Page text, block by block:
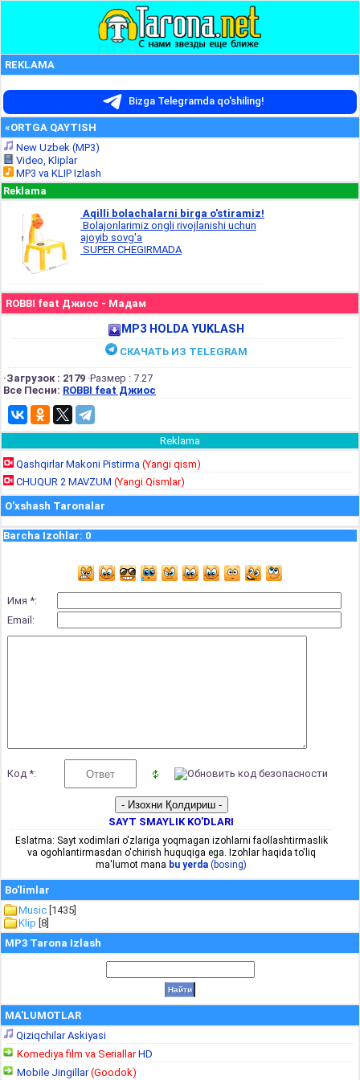
REKLAMA
Bizga Telegramda qo'shiling!
«ORTGA QAYTISH
New Uzbek (MP3)
Video, Kliplar
MP3 va KLIP Izlash
Reklama
Aqilli bolachalarni birga o'stiramiz!
Bolajonlarimiz ongli rivojlanishi uchun
ajoyib sovg'a
SUPER CHEGIRMADA
ROBBI feat Джиос - Мадам
MP3 HOLDA YUKLASH
СКАЧАТЬ ИЗ TELEGRAM
·Загрузок : 2179 ·Размер : 7.27
Все Песни: ROBBI feat Джиос
Reklama
Qashqirlar Makoni Pistirma (Yangi qism)
CHUQUR 2 MAVZUM (Yangi Qismlar)
O'xshash Taronalar
Barcha Izohlar: 0
Имя *:
Email:
Код *:
SAYT SMAYLIK KO'DLARI
Eslatma: Sayt xodimlari o'zlariga yoqmagan izohlarni faollashtirmaslik
va ogohlantirmasdan o'chirish huquqiga ega. Izohlar haqida to'liq
ma'lumot mana bu yerda (bosing)
Bo'limlar
Music [1435]
Klip [8]
MP3 Tarona Izlash
MA'LUMOTLAR
Qiziqchilar Askiyasi
Komediya film va SeriallarHD
Mobile Jingillar(Goodok)